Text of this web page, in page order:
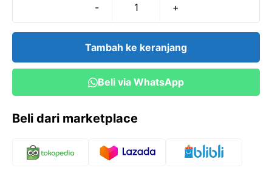
-
Kuantitas
0,9N/0,9M
+
Tambah ke keranjang
Beli via WhatsApp
Beli dari marketplace